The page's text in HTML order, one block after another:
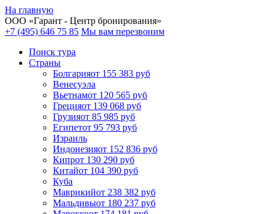
На главную
ООО «Гарант - Центр бронирования»
+7 (495) 646 75 85 Мы вам перезвоним
Поиск тура
Cтраны
Болгарияот 155 383 руб
Венесуэла
Вьетнамот 120 565 руб
Грецияот 139 068 руб
Грузияот 85 985 руб
Египетот 95 793 руб
Израиль
Индонезияот 152 836 руб
Кипрот 130 290 руб
Китайот 104 390 руб
Куба
Маврикийот 238 382 руб
Мальдивыот 180 237 руб